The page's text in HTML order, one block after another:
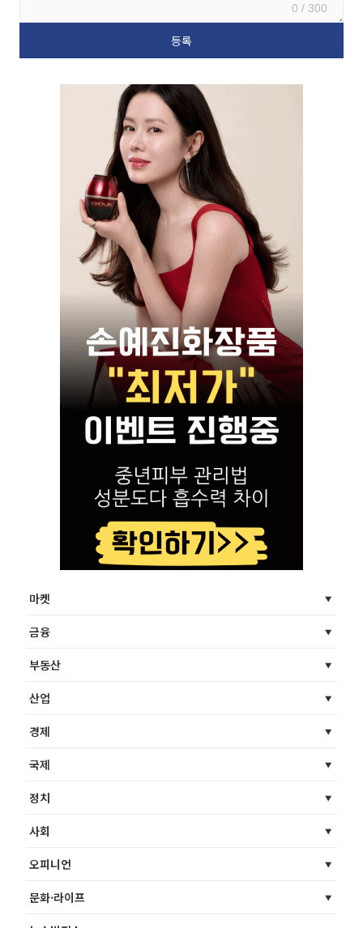
0 / 300
마켓
금융
부동산
산업
경제
국제
정치
사회
오피니언
문화·라이프